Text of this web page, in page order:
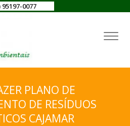
95197-0077
PLANO DE
DE RESÍDUOS
CAJAMAR